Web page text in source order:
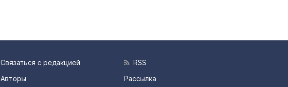
Связаться с редакцией
Авторы
RSS
Рассылка